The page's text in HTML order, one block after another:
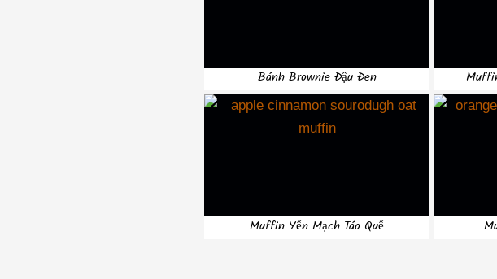
Bánh Brownie Đậu Đen
Muffin Yến Mạch Táo Quế